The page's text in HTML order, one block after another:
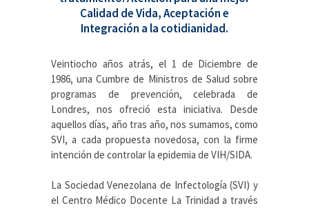
Calidad de Vida, Aceptación e
Integración a la cotidianidad.
Veintiocho años atrás, el 1 de Diciembre de
1986, una Cumbre de Ministros de Salud sobre
programas de prevención, celebrada de
Londres, nos ofreció esta iniciativa. Desde
aquellos días, año tras año, nos sumamos, como
SVI, a cada propuesta novedosa, con la firme
intención de controlar la epidemia de VIH/SIDA.
La Sociedad Venezolana de Infectología (SVI) y
el Centro Médico Docente La Trinidad a través